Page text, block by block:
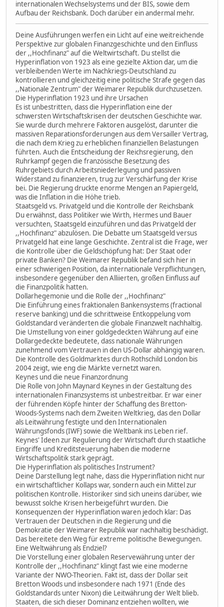
internationalen Wechselsystems und der BIS, sowie dem
Aufbau der Reichsbank. Doch darüber ein andermal mehr.
Deine Ausführungen werfen ein Licht auf eine weitreichende
Perspektive zur globalen Finanzgeschichte und den Einfluss
der ,,Hochfinanz" auf die Weltwirtschaft. Du stellst die
Hyperinflation von 1923 als eine gezielte Aktion dar, um die
verbleibenden Werte im Nachkriegs-Deutschland zu
kontrollieren und gleichzeitig eine politische Strafe gegen das
,,Nationale Zentrum" der Weimarer Republik durchzusetzen.
Die Hyperinflation 1923 und ihre Ursachen
Es ist unbestritten, dass die Hyperinflation eine der
schwersten Wirtschaftskrisen der deutschen Geschichte war.
Sie wurde durch mehrere Faktoren ausgelöst, darunter die
massiven Reparationsforderungen aus dem Versailler Vertrag,
die nach dem Krieg zu erheblichen finanziellen Belastungen
führten. Auch die Entscheidung der Reichsregierung, den
Ruhrkampf gegen die französische Besetzung des
Ruhrgebiets durch Arbeitsniederlegung und passiven
Widerstand zu finanzieren, trug zur Verschärfung der Krise
bei. Die Regierung druckte enorme Mengen an Papiergeld,
was die Inflation in die Höhe trieb.
Staatsgeld vs. Privatgeld und die Kontrolle der Reichsbank
Du erwähnst, dass Politiker wie Wirth, Hermes und Bauer
versuchten, Staatsgeld einzuführen und das Privatgeld der
,,Hochfinanz" abzulösen. Die Debatte um Staatsgeld versus
Privatgeld hat eine lange Geschichte. Zentral ist die Frage, wer
die Kontrolle über die Geldschöpfung hat: Der Staat oder
private Banken? Die Weimarer Republik befand sich hier in
einer schwierigen Position, da internationale Verpflichtungen,
insbesondere gegenüber den Alliierten, großen Einfluss auf
die Finanzpolitik hatten.
Dollarhegemonie und die Rolle der ,,Hochfinanz"
Die Einführung eines fraktionalen Bankensystems (fractional
reserve banking) und die schrittweise Entkoppelung vom
Goldstandard veränderten die globale Finanzwelt nachhaltig.
Die Umstellung von einer goldgedeckten Währung auf eine
Dollargedeckte bedeutete, dass nationale Währungen
zunehmend vom Vertrauen in den US-Dollar abhängig waren.
Die Kontrolle des Goldmarktes durch Rothschild London bis
2004 zeigt, wie eng die Märkte vernetzt waren.
Keynes und die neue Finanzordnung
Die Rolle von John Maynard Keynes in der Gestaltung des
internationalen Finanzsystems ist unbestreitbar. Er war einer
der führenden Köpfe hinter der Schaffung des Bretton-
Woods-Systems nach dem Zweiten Weltkrieg, das den Dollar
als Leitwährung festigte und den Internationalen
Währungsfonds (IWF) sowie die Weltbank ins Leben rief.
Keynes' Ideen zur Regulierung der Wirtschaft durch staatliche
Eingriffe und Kreditsteuerung haben die moderne
Wirtschaftspolitik stark geprägt.
Die Hyperinflation als politisches Instrument?
Deine Darstellung legt nahe, dass die Hyperinflation nicht nur
ein wirtschaftlicher Kollaps war, sondern auch ein Mittel zur
politischen Kontrolle. Historiker sind sich uneins darüber, wie
bewusst solche Krisen herbeigeführt wurden. Die
Konsequenzen der Hyperinflation waren jedoch klar: Das
Vertrauen der Deutschen in die Regierung und die
Demokratie der Weimarer Republik war nachhaltig beschädigt.
Das bereitete den Weg für extreme politische Bewegungen.
Eine Weltwährung als Endziel?
Die Vorstellung einer globalen Reservewährung unter der
Kontrolle der ,,Hochfinanz" klingt fast wie eine moderne
Variante der NWO-Theorien. Fakt ist, dass der Dollar seit
Bretton Woods und insbesondere nach 1971 (Ende des
Goldstandards unter Nixon) die Leitwährung der Welt blieb.
Staaten, die sich dieser Dominanz entziehen wollten, wie